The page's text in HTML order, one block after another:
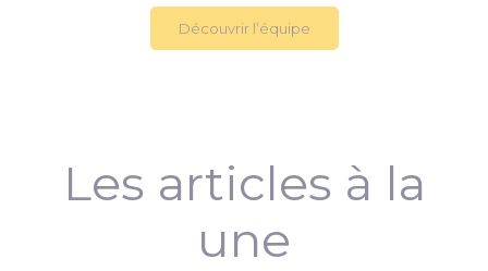
Découvrir l’équipe
Les articles à la
une